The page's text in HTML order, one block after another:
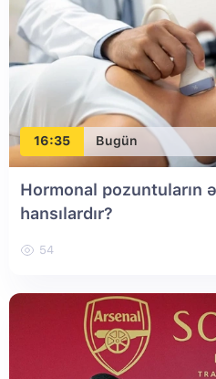
16:35 Bugün
Hormonal pozuntuların
hansılardır?
54